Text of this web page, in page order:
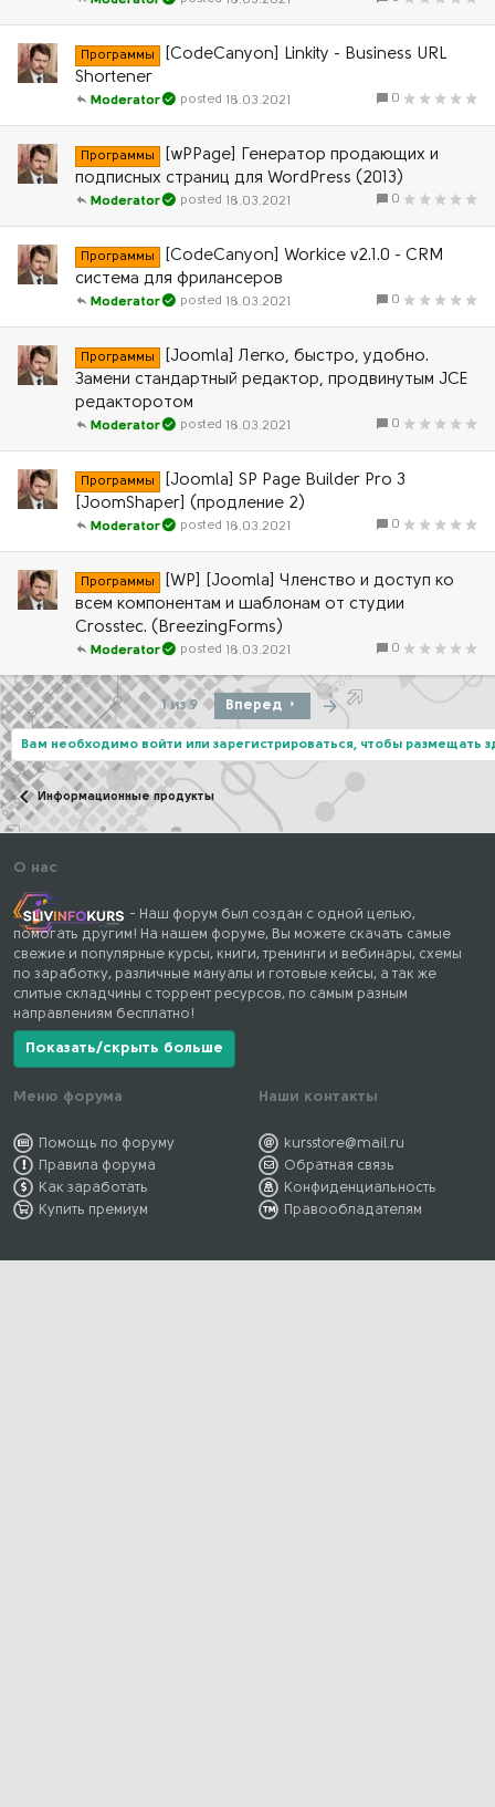
Программы
[CodeCanyon] Linkity - Business URL
Shortener
0
18.03.2021
Moderator
Программы
[wPPage] Генератор продающих и
подписных страниц для WordPress (2013)
0
18.03.2021
Moderator
Программы
[CodeCanyon] Workice v2.1.0 - CRM
система для фрилансеров
0
18.03.2021
Moderator
Программы
[Joomla] Легко, быстро, удобно.
Замени стандартный редактор, продвинутым JCE
редакторотом
0
18.03.2021
Moderator
Программы
[Joomla] SP Page Builder Pro 3
[JoomShaper] (продление 2)
0
18.03.2021
Moderator
Программы
[WP] [Joomla] Членство и доступ ко
всем компонентам и шаблонам от студии
Crosstec. (BreezingForms)
0
18.03.2021
Moderator
1 из 9 Вперед Последняя
Вам необходимо войти или зарегистрироваться, чтобы размещать
Информационные продукты
О нас
- Наш форум был создан с одной целью,
помогать другим! На нашем форуме, Вы можете скачать самые
свежие и популярные курсы, книги, тренинги и вебинары, схемы
по заработку, различные мануалы и готовые кейсы, а так же
слитые складчины с торрент ресурсов, по самым разным
направлениям бесплатно!
Показать/скрыть больше
Меню форума
Помощь по форуму
Правила форума
Как заработать
Купить премиум
Наши контакты
kursstore@mail.ru
Обратная связь
Конфиденциальность
Правообладателям